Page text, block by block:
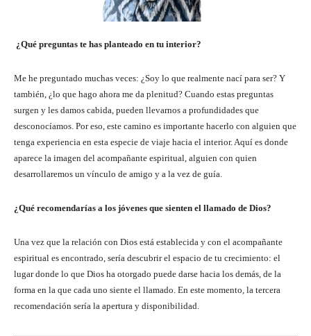
¿Qué preguntas te has planteado en tu interior?
Me he preguntado muchas veces: ¿Soy lo que realmente nací para ser? Y
también, ¿lo que hago ahora me da plenitud? Cuando estas preguntas
surgen y les damos cabida, pueden llevarnos a profundidades que
desconocíamos. Por eso, este camino es importante hacerlo con alguien que
tenga experiencia en esta especie de viaje hacia el interior. Aquí es donde
aparece la imagen del acompañante espiritual, alguien con quien
desarrollaremos un vínculo de amigo y a la vez de guía.
¿Qué recomendarías a los jóvenes que sienten el llamado de Dios?
Una vez que la relación con Dios está establecida y con el acompañante
espiritual es encontrado, sería descubrir el espacio de tu crecimiento: el
lugar donde lo que Dios ha otorgado puede darse hacia los demás, de la
forma en la que cada uno siente el llamado. En este momento, la tercera
recomendación sería la apertura y disponibilidad.